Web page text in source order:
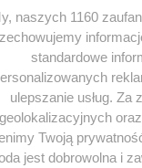
grozić, że „to
roku, a rok
Krążyły
naszych 1160
standardowe
ulepszanie usług.
geolokalizacyjnych
Twoją
jest dobrowolna i